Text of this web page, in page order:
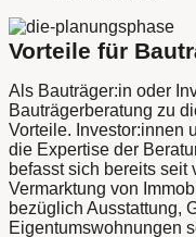
Vorteile für
Als Bauträger:in oder
Bauträgerberatung zu
Vorteile. Investor:innen
die Expertise der
befasst sich bereits seit
Vermarktung von
bezüglich Ausstattung,
Eigentumswohnungen